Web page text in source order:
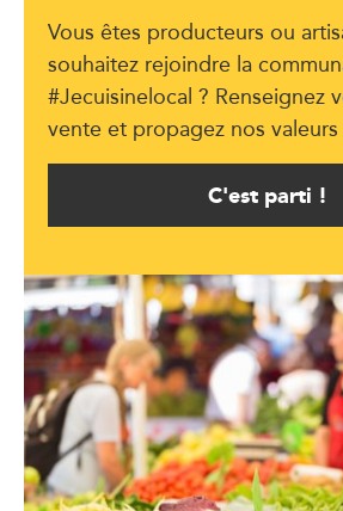
Vous êtes producteurs ou
souhaitez rejoindre la
#Jecuisinelocal ? Renseignez
vente et propagez nos valeurs
C'est parti !